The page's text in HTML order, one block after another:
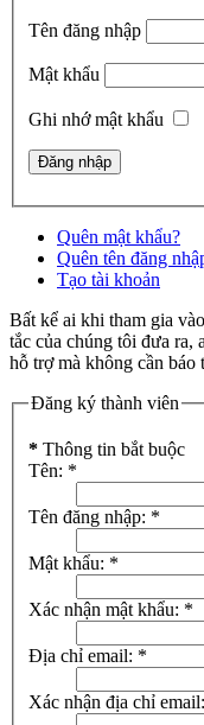
Tên đăng nhập
Mật khẩu
Ghi nhớ mật khẩu
Quên mật khẩu?
Quên tên đăng
Tạo tài khoản
Bất kể ai khi tham gia
tắc của chúng tôi đưa ra,
hỗ trợ mà không cần báo
Đăng ký thành viên
* Thông tin bắt buộc
Tên: *
Tên đăng nhập: *
Mật khẩu: *
Xác nhận mật khẩu: *
Địa chỉ email: *
Xác nhận địa chỉ email: